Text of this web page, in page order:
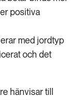
positiva
med jordtyp
och det
hänvisar till